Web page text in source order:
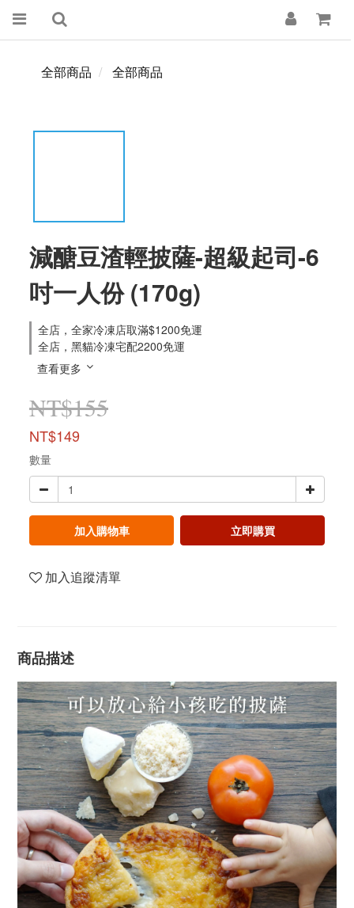
全部商品 全部商品
減醣豆渣輕披薩-超級起司-6
吋一人份 (170g)
全店，全家冷凍店取滿$1200免運
全店，黑貓冷凍宅配2200免運
查看更多
NT$155
NT$149
數量
加入購物車 立即購買
加入追蹤清單
商品描述